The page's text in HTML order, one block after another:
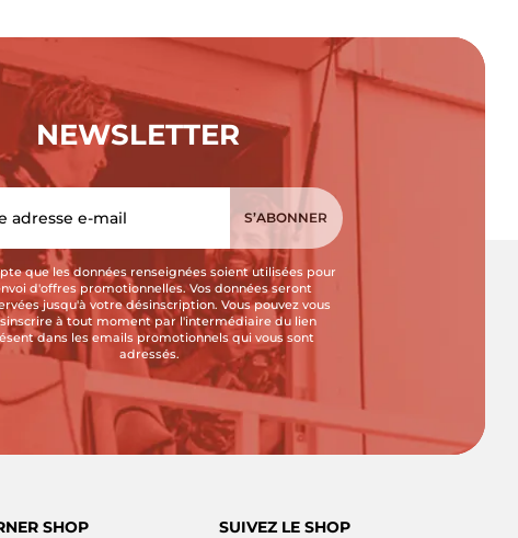
NEWSLETTER
que les données renseignées soient utilisées pour
d'offres promotionnelles. Vos données seront
jusqu'à votre désinscription. Vous pouvez vous
à tout moment par l'intermédiaire du lien
dans les emails promotionnels qui vous sont
adressés.
SHOP SUIVEZ LE SHOP